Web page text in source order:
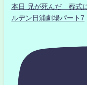
本日 兄が死んだ 葬式
ルデン日浦劇場パート7